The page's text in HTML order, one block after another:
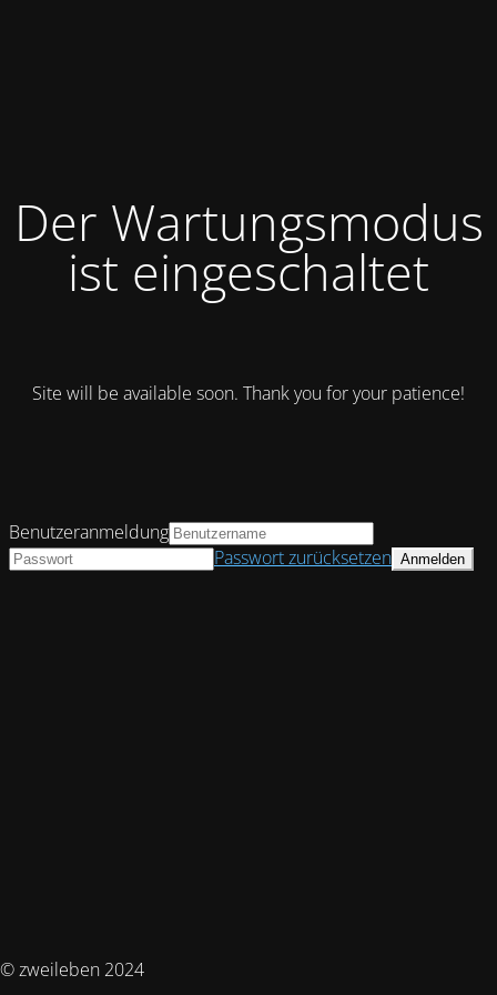
Der Wartungsmodus
ist eingeschaltet
Site will be available soon. Thank you for your patience!
© zweileben 2024
Benutzeranmeldung
Passwort zurücksetzen